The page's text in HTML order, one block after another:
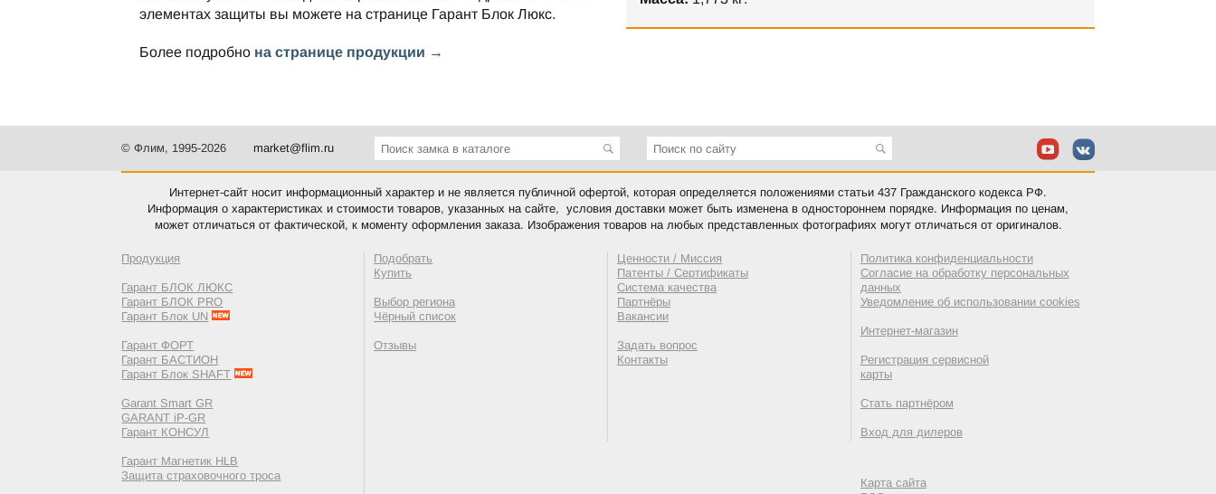
элементах защиты вы можете на странице Гарант Блок Люкс.
Более подробно на странице продукции →
© Флим, 1995-2026 market@flim.ru
Интернет-сайт носит информационный характер и не является публичной офертой, которая определяется положениями статьи 437 Гражданского кодекса РФ.
Информация о характеристиках и стоимости товаров, указанных на сайте, условия доставки может быть изменена в одностороннем порядке. Информация по ценам,
может отличаться от фактической, к моменту оформления заказа. Изображения товаров на любых представленных фотографиях могут отличаться от оригиналов.
Продукция
Гарант БЛОК ЛЮКС
Гарант БЛОК PRO
Гарант Блок UN
Гарант ФОРТ
Гарант БАСТИОН
Гарант Блок SHAFT
Garant Smart GR
GARANT iP-GR
Гарант КОНСУЛ
Гарант Магнетик HLB
Защита страховочного троса
Подобрать
Купить
Выбор региона
Чёрный список
Отзывы
Ценности / Миссия
Патенты / Сертификаты
Система качества
Партнёры
Вакансии
Задать вопрос
Контакты
Политика конфиденциальности
Согласие на обработку персональных
данных
Уведомление об использовании cookies
Интернет-магазин
Регистрация сервисной
карты
Стать партнёром
Вход для дилеров
Карта сайта